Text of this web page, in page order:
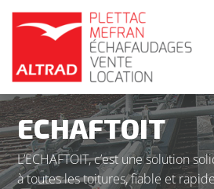
ECHAFTOIT
L’ECHAFTOIT, c’est une solution
à toutes les toitures, fiable et
Panneau de gestion des cookies